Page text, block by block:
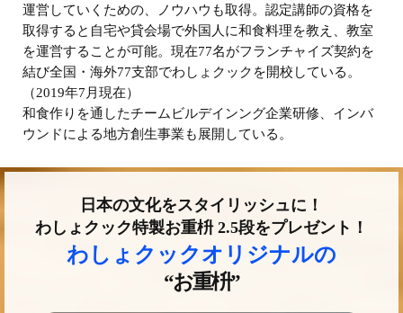
運営していくための、ノウハウも取得。認定講師の資格を
取得すると自宅や貸会場で外国人に和食料理を教え、教室
を運営することが可能。現在77名がフランチャイズ契約を
結び全国・海外77支部でわしょクックを開校している。
（2019年7月現在）
和食作りを通したチームビルデインング企業研修、インバ
ウンドによる地方創生事業も展開している。
日本の文化をスタイリッシュに！
わしょクック特製お重枡 2.5段をプレゼント！
わしょクックオリジナルの
“お重枡”